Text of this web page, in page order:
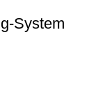
System